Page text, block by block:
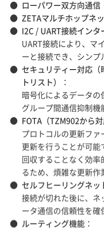
ローパワー双方向通信
ZETAマルチホップネ
I2C / UART接続インタ
UART接続により、マ
ーと接続でき、シンプ
セキュリティー対応（
トリスト）
：
暗号化によるデータの
グループ間通信抑制機
FOTA（TZM902から対
プロトコルの更新ファ
更新を行うことが可能
回収することなく効率
るため、煩雑な更新作
セルフヒーリングネッ
接続が切れた後に、ネ
ータ通信の信頼性を確
ルーティング機能 ：